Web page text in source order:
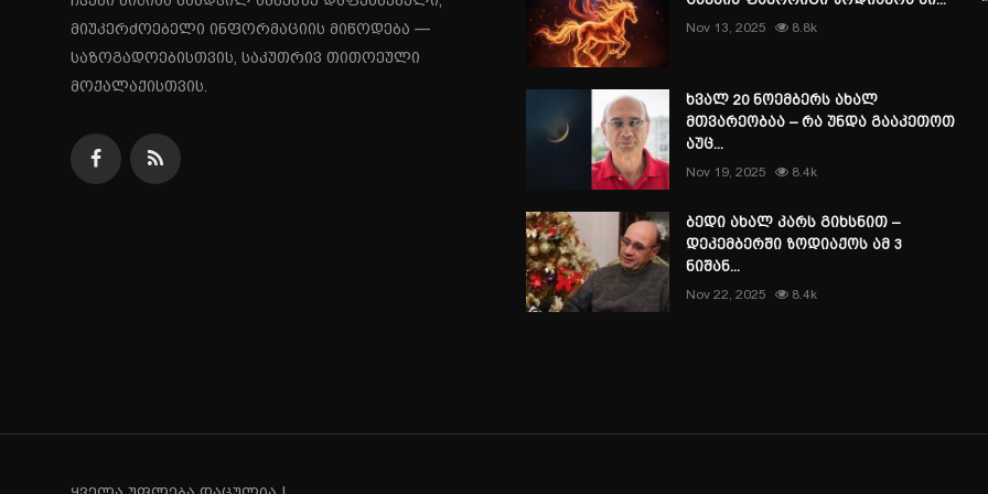
მიუკერძოებელი ინფორმაციის მიწოდება —
საზოგადოებისთვის, საკუთრივ თითოეული
მოქალაქისთვის.
Nov 13, 2025 8.8k
ხვალ 20 ნოემბერს ახალ
მთვარეობაა – რა უნდა გააკეთოთ
აუც...
Nov 19, 2025 8.4k
ბედი ახალ კარს გიხსნით –
დეკემბერში ზოდიაქოს ამ 3
ნიშან...
Nov 22, 2025 8.4k